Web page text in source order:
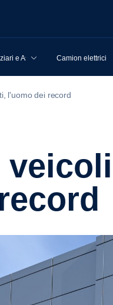
e AssicurativiCamion elettrici
l'uomo dei record